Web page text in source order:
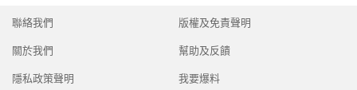
聯絡我們
關於我們
隱私政策聲明
版權及免責聲明
幫助及反饋
我要爆料